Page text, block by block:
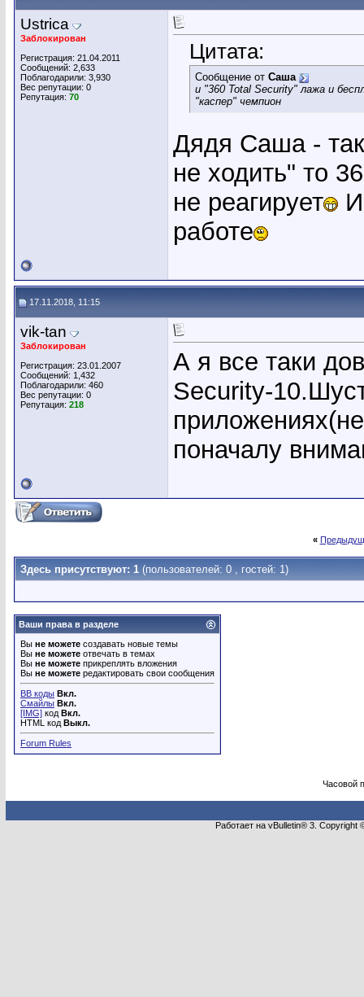
Ustrica
Заблокирован
Регистрация: 21.04.2011
Сообщений: 2,633
Поблагодарили: 3,930
Вес репутации: 0
Репутация: 70
Цитата:
Сообщение от Саша
и "360 Total Security" лажа и
"каспер" чемпион
Дядя Саша -
не ходить" то
не реагирует
работе
17.11.2018, 11:15
vik-tan
Заблокирован
Регистрация: 23.01.2007
Сообщений: 1,432
Поблагодарили: 460
Вес репутации: 0
Репутация: 218
А я все таки
Security-
поначалу
«
Здесь присутствуют: 1 (пользователей: 0 , гостей: 1)
Ваши права в разделе
Вы не можете создавать новые темы
Вы не можете отвечать в темах
Вы не можете прикреплять вложения
Вы не можете редактировать свои сообщения
BB коды Вкл.
Смайлы Вкл.
[IMG] код Вкл.
HTML код Выкл.
Forum Rules
Часовой
Работает на vBulletin® 3.